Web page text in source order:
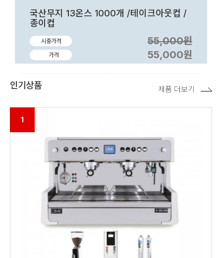
국산무지 13온스 1000개 /테이크아웃컵 /
종이컵
시중가격 55,000원
가격 55,000원
인기상품
1
제품 더보기